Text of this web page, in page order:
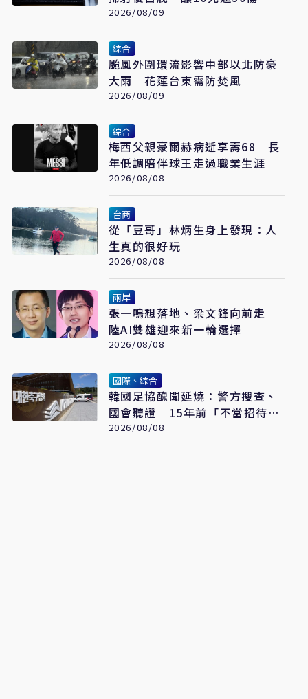
2026/08/09
綜合
颱風外圍環流影響中部以北防豪
大雨 花蓮台東需防焚風
2026/08/09
綜合
梅西父親豪爾赫病逝享壽68 長
年低調陪伴球王走過職業生涯
2026/08/08
台商
從「豆哥」林炳生身上發現：人
生真的很好玩
2026/08/08
兩岸
張一鳴想落地、梁文鋒向前走
陸AI雙雄迎來新一輪選擇
2026/08/08
國際、綜合
韓國足協醜聞延燒：警方搜查、
國會聽證 15年前「不當招待」
疑雲重見天日
2026/08/08